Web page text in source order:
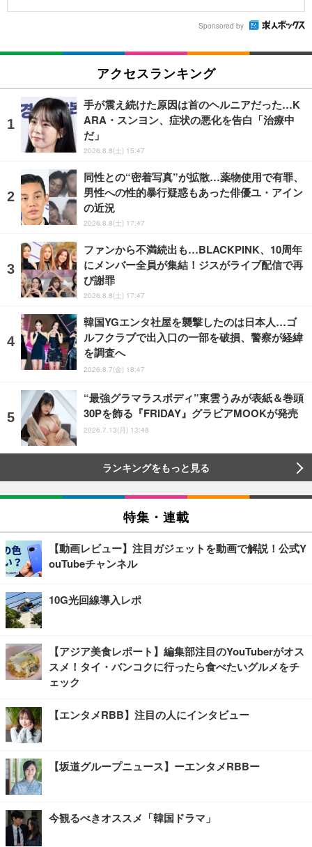
Sponsored by
アクセスランキング
手が震え続けた原因は首のヘルニアだった…K
ARA・スンヨン、症状の悪化を告白「治療中
だ」
2026.8.8(土) 15:47
同性との“密着写真”が拡散…薬物使用で有罪、
男性への性的暴行疑惑もあった俳優ユ・アイン
の近況
2026.8.8(土) 17:47
ファンから不満続出も…BLACKPINK、10周年
にメンバー全員が集結！ジスがライブ配信で再
び謝罪
2026.8.8(土) 17:47
韓国YGエンタ社屋を襲撃したのは日本人…ゴ
ルフクラブで出入口の一部を破損、警察が経緯
を調査へ
2026.8.7(金) 18:47
“最強グラマラスボディ”東雲うみが表紙＆巻頭
30Pを飾る『FRIDAY』グラビアMOOKが発売
2026.7.13(月) 13:48
ランキングをもっと見る
特集・連載
【動画レビュー】注目ガジェットを動画で解説！公式Y
ouTubeチャンネル
10G光回線導入レポ
【アジア美食レポート】編集部注目のYouTuberがオス
スメ！タイ・バンコクに行ったら食べたいグルメをチ
ェック
【エンタメRBB】注目の人にインタビュー
【坂道グループニュース】ーエンタメRBBー
今観るべきオススメ「韓国ドラマ」